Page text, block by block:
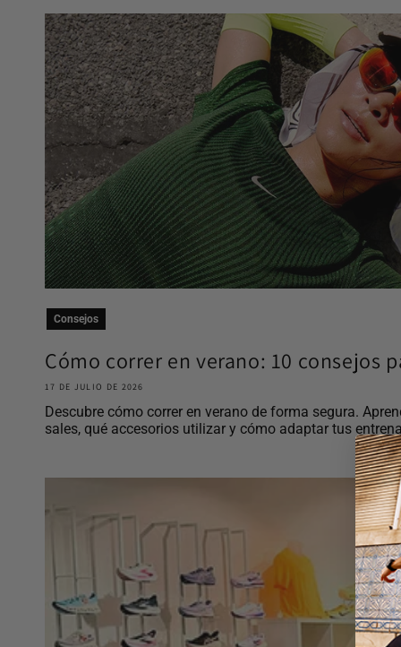
Consejos
Cómo correr en verano: 10 consejos
17 DE JULIO DE 2026
Descubre cómo correr en verano de forma segura.
sales, qué accesorios utilizar y cómo adaptar tus